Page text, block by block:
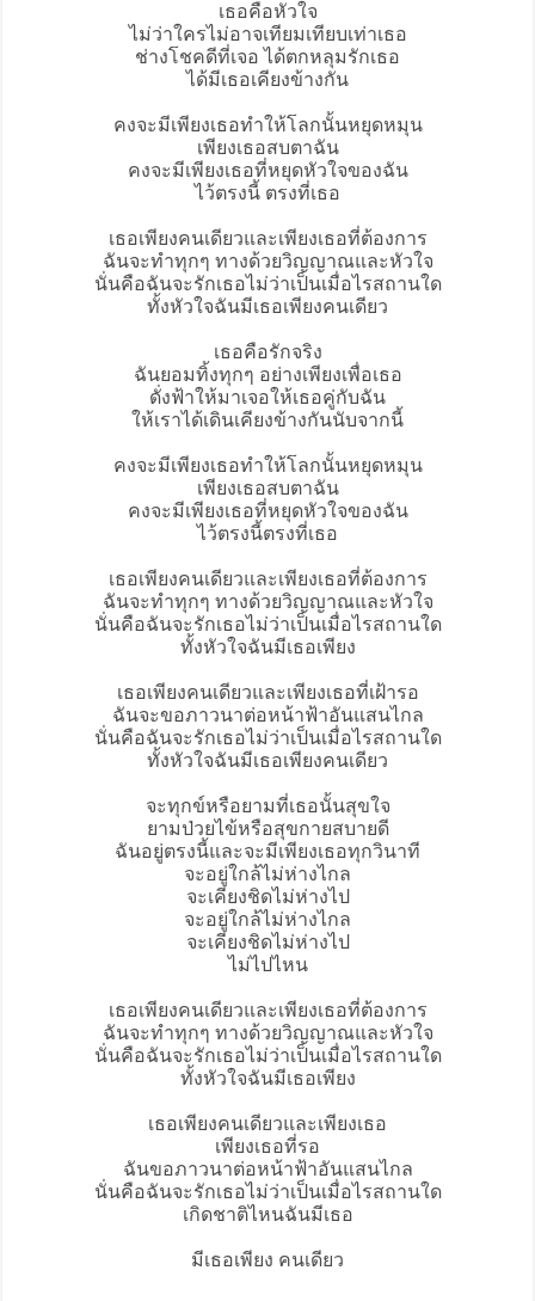
เธอคือหัวใจ
ไม่ว่าใครไม่อาจเทียมเทียบเท่าเธอ
ช่างโชคดีที่เจอ ได้ตกหลุมรักเธอ
ได้มีเธอเคียงข้างกัน
คงจะมีเพียงเธอทำให้โลกนั้นหยุดหมุน
เพียงเธอสบตาฉัน
คงจะมีเพียงเธอที่หยุดหัวใจของฉัน
ไว้ตรงนี้ ตรงที่เธอ
เธอเพียงคนเดียวและเพียงเธอที่ต้องการ
ฉันจะทำทุกๆ ทางด้วยวิญญาณและหัวใจ
นั่นคือฉันจะรักเธอไม่ว่าเป็นเมื่อไรสถานใด
ทั้งหัวใจฉันมีเธอเพียงคนเดียว
เธอคือรักจริง
ฉันยอมทิ้งทุกๆ อย่างเพียงเพื่อเธอ
ดั่งฟ้าให้มาเจอให้เธอคู่กับฉัน
ให้เราได้เดินเคียงข้างกันนับจากนี้
คงจะมีเพียงเธอทำให้โลกนั้นหยุดหมุน
เพียงเธอสบตาฉัน
คงจะมีเพียงเธอที่หยุดหัวใจของฉัน
ไว้ตรงนี้ตรงที่เธอ
เธอเพียงคนเดียวและเพียงเธอที่ต้องการ
ฉันจะทำทุกๆ ทางด้วยวิญญาณและหัวใจ
นั่นคือฉันจะรักเธอไม่ว่าเป็นเมื่อไรสถานใด
ทั้งหัวใจฉันมีเธอเพียง
เธอเพียงคนเดียวและเพียงเธอที่เฝ้ารอ
ฉันจะขอภาวนาต่อหน้าฟ้าอันแสนไกล
นั่นคือฉันจะรักเธอไม่ว่าเป็นเมื่อไรสถานใด
ทั้งหัวใจฉันมีเธอเพียงคนเดียว
จะทุกข์หรือยามที่เธอนั้นสุขใจ
ยามป่วยไข้หรือสุขกายสบายดี
ฉันอยู่ตรงนี้และจะมีเพียงเธอทุกวินาที
จะอยู่ใกล้ไม่ห่างไกล
จะเคียงชิดไม่ห่างไป
จะอยู่ใกล้ไม่ห่างไกล
จะเคียงชิดไม่ห่างไป
ไม่ไปไหน
เธอเพียงคนเดียวและเพียงเธอที่ต้องการ
ฉันจะทำทุกๆ ทางด้วยวิญญาณและหัวใจ
นั่นคือฉันจะรักเธอไม่ว่าเป็นเมื่อไรสถานใด
ทั้งหัวใจฉันมีเธอเพียง
เธอเพียงคนเดียวและเพียงเธอ
เพียงเธอที่รอ
ฉันขอภาวนาต่อหน้าฟ้าอันแสนไกล
นั่นคือฉันจะรักเธอไม่ว่าเป็นเมื่อไรสถานใด
เกิดชาติไหนฉันมีเธอ
มีเธอเพียง คนเดียว